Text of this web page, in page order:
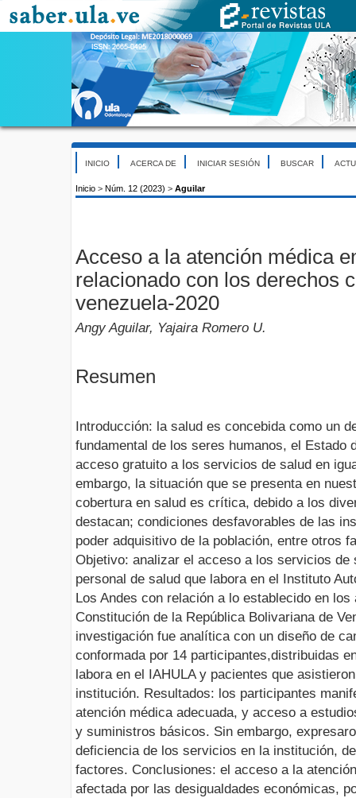
INICIO ACERCA DE INICIAR SESIÓN BUSCAR
Inicio > Núm. 12 (2023) > Aguilar
Acceso a la atención médica
relacionado con los derechos
venezuela-2020
Angy Aguilar, Yajaira Romero U.
Resumen
Introducción: la salud es concebida como un
fundamental de los seres humanos, el Estado
acceso gratuito a los servicios de salud en
embargo, la situación que se presenta en
cobertura en salud es crítica, debido a los
destacan; condiciones desfavorables de las
poder adquisitivo de la población, entre otros
Objetivo: analizar el acceso a los servicios de
personal de salud que labora en el Instituto
Los Andes con relación a lo establecido en
Constitución de la República Bolivariana de
investigación fue analítica con un diseño de
conformada por 14 participantes,distribuidas
labora en el IAHULA y pacientes que
institución. Resultados: los participantes
atención médica adecuada, y acceso a
y suministros básicos. Sin embargo,
deficiencia de los servicios en la institución,
factores. Conclusiones: el acceso a la
afectada por las desigualdades económicas,